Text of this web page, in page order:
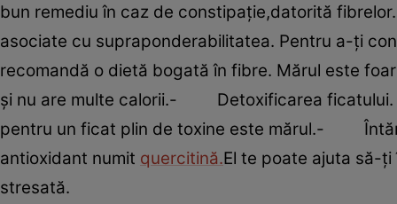
bun remediu în caz de constipaţie,datorită
asociate cu supraponderabilitatea. Pentru a-ţi
recomandă o dietă bogată în fibre. Mărul este
şi nu are multe calorii.- Detoxificarea ficatului.
pentru un ficat plin de toxine este mărul.-
antioxidant numit quercitină.El te poate ajuta să-
stresată.